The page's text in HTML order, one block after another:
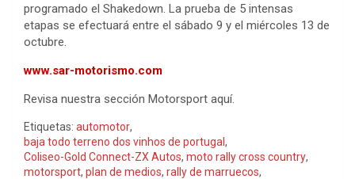
programado el Shakedown. La prueba de 5 intensas
etapas se efectuará entre el sábado 9 y el miércoles 13 de
octubre.
www.sar-motorismo.com
Revisa nuestra sección Motorsport aquí.
Etiquetas: automotor,
baja todo terreno dos vinhos de portugal ,
Coliseo-Gold Connect-ZX Autos, moto rally cross country,
motorsport, plan de medios, rally de marruecos,